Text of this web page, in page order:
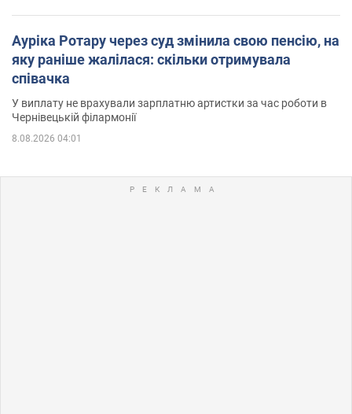
Ауріка Ротару через суд змінила свою пенсію, на
яку раніше жалілася: скільки отримувала
співачка
У виплату не врахували зарплатню артистки за час роботи в
Чернівецькій філармонії
8.08.2026 04:01